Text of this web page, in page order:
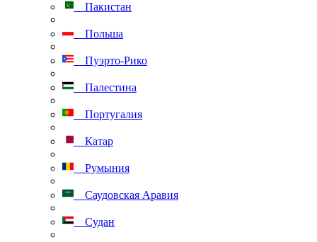
Пакистан
Польша
Пуэрто-Рико
Палестина
Португалия
Катар
Румыния
Саудовская Аравия
Судан